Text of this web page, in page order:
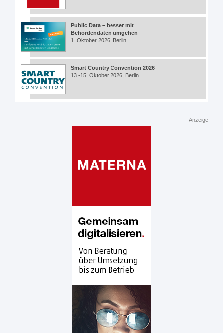
Public Data – besser mit
Behördendaten umgehen
1. Oktober 2026, Berlin
Smart Country Convention 2026
13.-15. Oktober 2026, Berlin
Anzeige